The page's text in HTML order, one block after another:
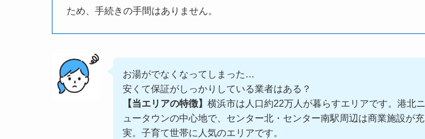
ため、手続きの手間はありません。
お湯がでなくなってしまった…
安くて保証がしっかりしている業者はある？
【当エリアの特徴】 横浜市は人口約22万人が暮らすエリアです。港北ニ
ュータウンの中心地で、センター北・センター南駅周辺は商業施設が充
実。子育て世帯に人気のエリアです。